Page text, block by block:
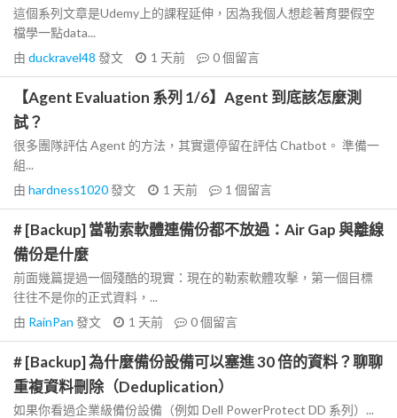
這個系列文章是Udemy上的課程延伸，因為我個人想趁著育嬰假空
檔學一點data...
由 duckravel48 發文 1 天前 0個留言
【Agent Evaluation 系列 1/6】Agent 到底該怎麼測
試？
很多團隊評估 Agent 的方法，其實還停留在評估 Chatbot。 準備一
組...
由 hardness1020發文 1 天前 1 個留言
# [Backup] 當勒索軟體連備份都不放過：Air Gap 與離線
備份是什麼
前面幾篇提過一個殘酷的現實：現在的勒索軟體攻擊，第一個目標
往往不是你的正式資料，...
由 RainPan 發文 1 天前 0個留言
# [Backup] 為什麼備份設備可以塞進 30 倍的資料？聊聊
重複資料刪除（Deduplication）
如果你看過企業級備份設備（例如 Dell PowerProtect DD 系列）...